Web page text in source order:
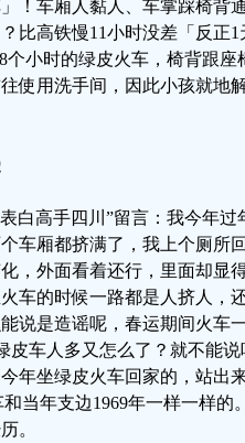
！车厢人黏人、车掌踩椅背
比高铁慢11小时没差「反正1
个小时的绿皮火车，椅背跟
使用洗手间，因此小孩就地
白高手四川”留言：我今年
车厢都挤满了，我上个厕所
，外面看着还行，里面却显得
车的时候一路都是人挤人，
说是造谣呢，春运期间火车
皮车人多又怎么了？就不能说
年坐绿皮火车回家的，站出
和当年支边1969年一样一样
。